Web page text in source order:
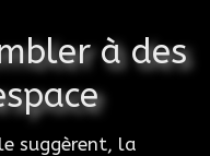
à des
suggèrent, la